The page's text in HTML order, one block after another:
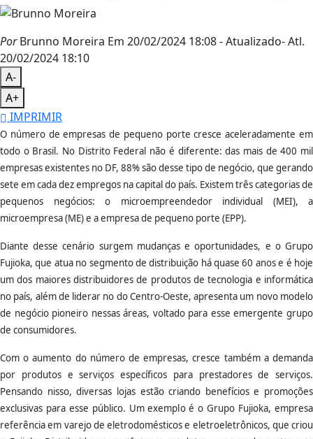
PorBrunno Moreira Em 20/02/2024 18:08- Atualizado- Atl.
20/02/2024 18:10
A-
A+
IMPRIMIR
O número de empresas de pequeno porte cresce aceleradamente em
todo o Brasil. No Distrito Federal não é diferente: das mais de 400 mil
empresas existentes no DF, 88% são desse tipo de negócio, que gerando
sete em cada dez empregos na capital do país. Existem três categorias de
pequenos negócios: o microempreendedor individual (MEI), a
microempresa (ME) e a empresa de pequeno porte (EPP).
Diante desse cenário surgem mudanças e oportunidades, e o Grupo
Fujioka, que atua no segmento de distribuição há quase 60 anos e é hoje
um dos maiores distribuidores de produtos de tecnologia e informática
no país, além de liderar no do Centro-Oeste, apresenta um novo modelo
de negócio pioneiro nessas áreas, voltado para esse emergente grupo
de consumidores.
Com o aumento do número de empresas, cresce também a demanda
por produtos e serviços específicos para prestadores de serviços.
Pensando nisso, diversas lojas estão criando benefícios e promoções
exclusivas para esse público. Um exemplo é o Grupo Fujioka, empresa
referência em varejo de eletrodomésticos e eletroeletrônicos, que criou